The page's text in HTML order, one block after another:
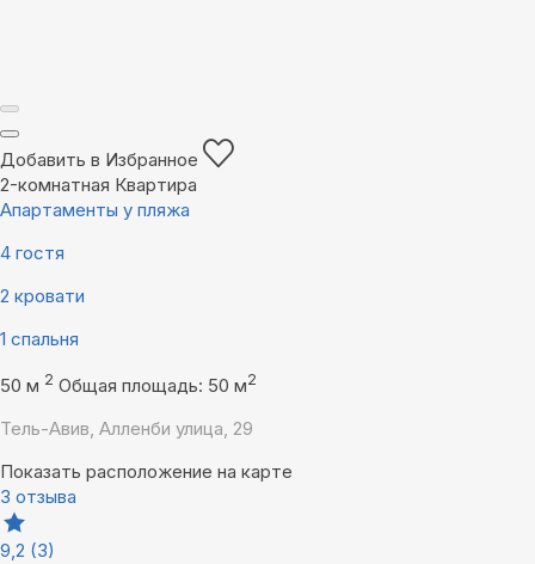
Добавить в Избранное
2-комнатная Квартира
Апартаменты у пляжа
4 гостя
2 кровати
1 спальня
50 м 2 Общая площадь: 50 м2
Тель-Авив, Алленби улица, 29
Показать расположение на карте
3 отзыва
9,2 (3)